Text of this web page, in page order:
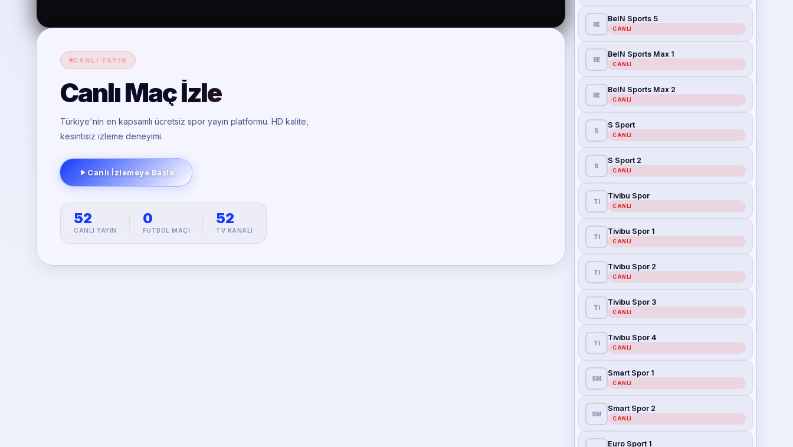
CANLI YAYIN
Canlı Maç İzle
Türkiye'nin en kapsamlı ücretsiz spor yayın platformu. HD kalite,
kesintisiz izleme deneyimi.
Canlı İzlemeye Başla
52
CANLI YAYIN
0
FUTBOL MAÇI
52
TV KANALI
BE
BeIN Sports 5
CANLI
BE
BeIN Sports Max 1
CANLI
BE
BeIN Sports Max 2
CANLI
S
S Sport
CANLI
S
S Sport 2
CANLI
TI
Tivibu Spor
CANLI
TI
Tivibu Spor 1
CANLI
TI
Tivibu Spor 2
CANLI
TI
Tivibu Spor 3
CANLI
TI
Tivibu Spor 4
CANLI
SM
Smart Spor 1
CANLI
SM
Smart Spor 2
CANLI
Euro Sport 1